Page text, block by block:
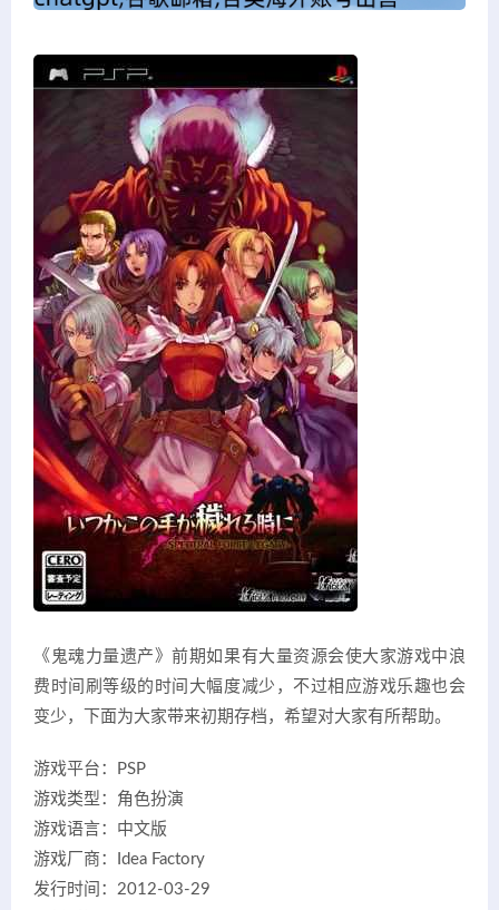
《鬼魂力量遗产》前期如果有大量资源会使大家游戏中浪
费时间刷等级的时间大幅度减少，不过相应游戏乐趣也会
变少，下面为大家带来初期存档，希望对大家有所帮助。
游戏平台：PSP
游戏类型：角色扮演
游戏语言：中文版
游戏厂商：Idea Factory
发行时间：2012-03-29